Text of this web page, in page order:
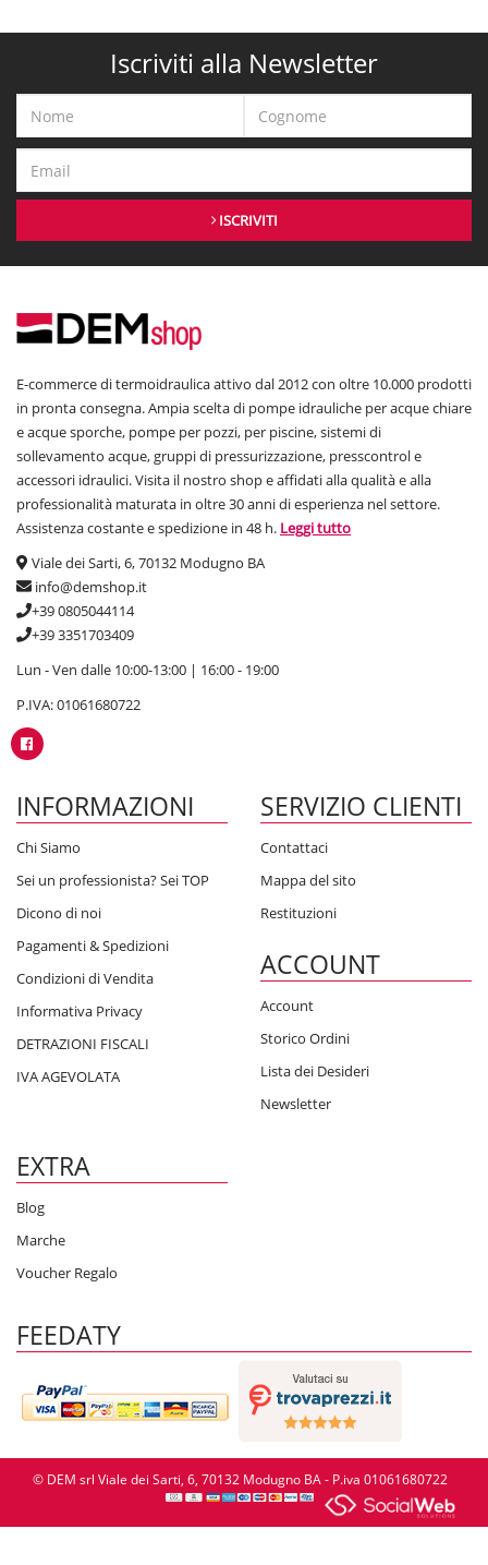
Iscriviti alla Newsletter
ISCRIVITI
E-commerce di termoidraulica attivo dal 2012 con oltre 10.000 prodotti
in pronta consegna. Ampia scelta di pompe idrauliche per acque chiare
e acque sporche, pompe per pozzi, per piscine, sistemi di
sollevamento acque, gruppi di pressurizzazione, presscontrol e
accessori idraulici. Visita il nostro shop e affidati alla qualità e alla
professionalità maturata in oltre 30 anni di esperienza nel settore.
Assistenza costante e spedizione in 48 h. Leggi tutto
Viale dei Sarti, 6, 70132 Modugno BA
info@demshop.it
+39 0805044114
+39 3351703409
Lun - Ven dalle 10:00-13:00 | 16:00 - 19:00
P.IVA: 01061680722
INFORMAZIONI
Chi Siamo
Sei un professionista? Sei TOP
Dicono di noi
Pagamenti & Spedizioni
Condizioni di Vendita
Informativa Privacy
DETRAZIONI FISCALI
IVA AGEVOLATA
SERVIZIO CLIENTI
Contattaci
Mappa del sito
Restituzioni
ACCOUNT
Account
Storico Ordini
Lista dei Desideri
Newsletter
EXTRA
Blog
Marche
Voucher Regalo
FEEDATY
© DEM srl Viale dei Sarti, 6, 70132 Modugno BA - P.iva 01061680722